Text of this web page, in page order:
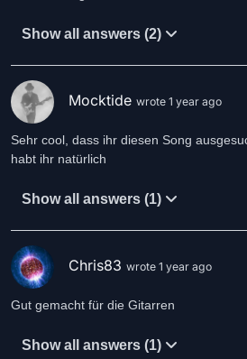
Show all answers (2)
Mocktide wrote 1 year ago
Sehr cool, dass ihr diesen Song
habt ihr natürlich
Show all answers (1)
Chris83 wrote 1 year ago
Gut gemacht für die Gitarren
Show all answers (1)